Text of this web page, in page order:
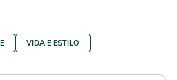
VIDA E ESTILO